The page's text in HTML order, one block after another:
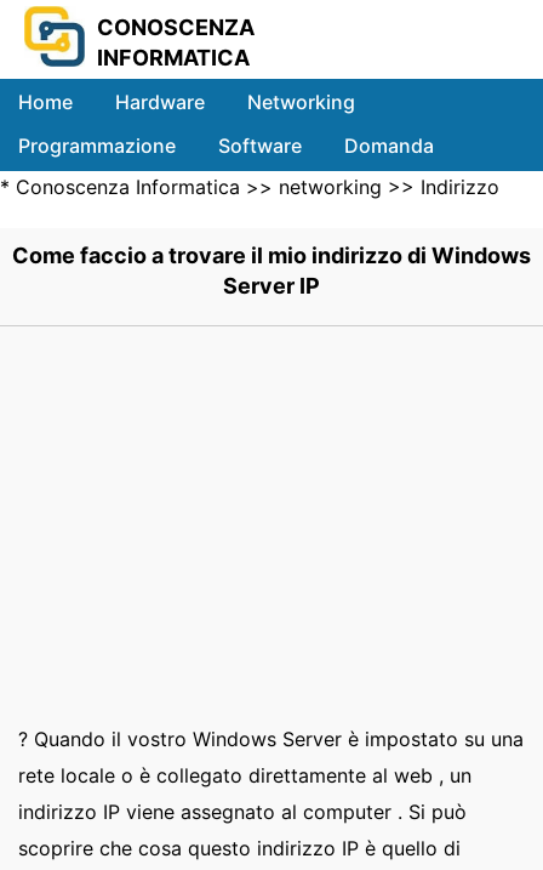
CONOSCENZA
INFORMATICA
Home Hardware
Networking
Programmazione
Software
Domanda
Sistemi
* Conoscenza Informatica >> networking >> Indirizzo
Come faccio a trovare il mio indirizzo di Windows
Server IP
? Quando il vostro Windows Server è impostato su una
rete locale o è collegato direttamente al web , un
indirizzo IP viene assegnato al computer . Si può
scoprire che cosa questo indirizzo IP è quello di